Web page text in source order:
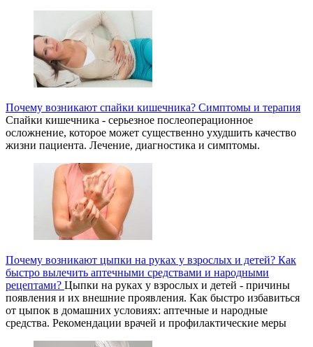
Почему возникают спайки кишечника? Симптомы и терапия
Спайки кишечника - серьезное послеоперационное
осложнение, которое может существенно ухудшить качество
жизни пациента. Лечение, диагностика и симптомы.
Почему возникают цыпки на руках у взрослых и детей? Как
быстро вылечить аптечными средствами и народными
рецептами? Цыпки на руках у взрослых и детей - причины
появления и их внешние проявления. Как быстро избавиться
от цыпок в домашних условиях: аптечные и народные
средства. Рекомендации врачей и профилактические меры